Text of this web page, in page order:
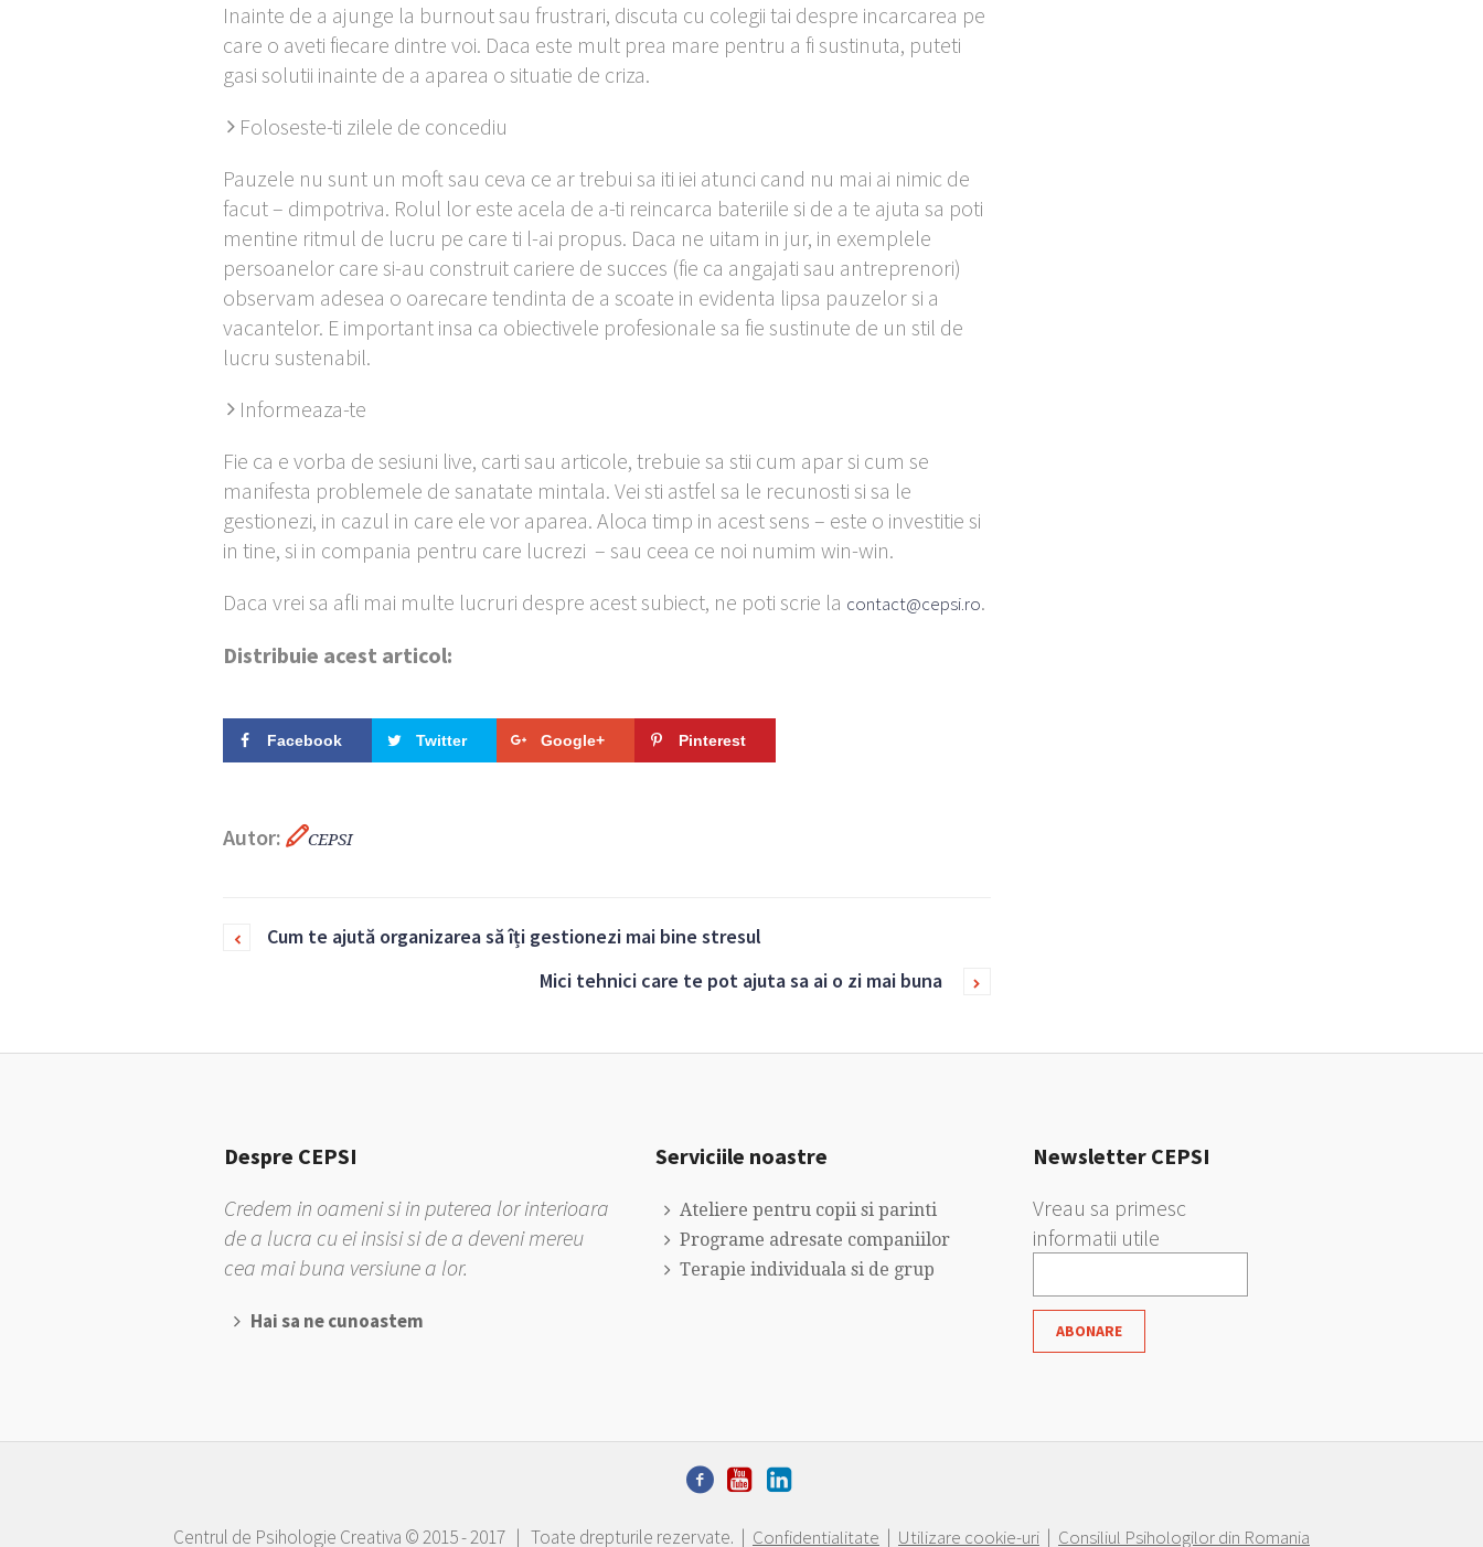
Inainte de a ajunge la burnout sau frustrari, discuta cu colegii tai despre incarcarea pe
care o aveti fiecare dintre voi. Daca este mult prea mare pentru a fi sustinuta, puteti
gasi solutii inainte de a aparea o situatie de criza.
Foloseste-ti zilele de concediu
Pauzele nu sunt un moft sau ceva ce ar trebui sa iti iei atunci cand nu mai ai nimic de
facut – dimpotriva. Rolul lor este acela de a-ti reincarca bateriile si de a te ajuta sa poti
mentine ritmul de lucru pe care ti l-ai propus. Daca ne uitam in jur, in exemplele
persoanelor care si-au construit cariere de succes (fie ca angajati sau antreprenori)
observam adesea o oarecare tendinta de a scoate in evidenta lipsa pauzelor si a
vacantelor. E important insa ca obiectivele profesionale sa fie sustinute de un stil de
lucru sustenabil.
Informeaza-te
Fie ca e vorba de sesiuni live, carti sau articole, trebuie sa stii cum apar si cum se
manifesta problemele de sanatate mintala. Vei sti astfel sa le recunosti si sa le
gestionezi, in cazul in care ele vor aparea. Aloca timp in acest sens – este o investitie si
in tine, si in compania pentru care lucrezi – sau ceea ce noi numim win-win.
Daca vrei sa afli mai multe lucruri despre acest subiect, ne poti scrie la contact@cepsi.ro.
Distribuie acest articol:
Facebook Twitter Google+ Pinterest
Autor: CEPSI
Cum te ajută organizarea să îți gestionezi mai bine stresul
Mici tehnici care te pot ajuta sa ai o zi mai buna
Despre CEPSI
Credem in oameni si in puterea lor interioara
de a lucra cu ei insisi si de a deveni mereu
cea mai buna versiune a lor.
Hai sa ne cunoastem
Serviciile noastre
Ateliere pentru copii si parinti
Programe adresate companiilor
Terapie individuala si de grup
Newsletter CEPSI
Vreau sa primesc
informatii utile
Centrul de Psihologie Creativa © 2015 - 2017 | Toate drepturile rezervate. | Confidentialitate | Utilizare cookie-uri | Consiliul Psihologilor din Romania